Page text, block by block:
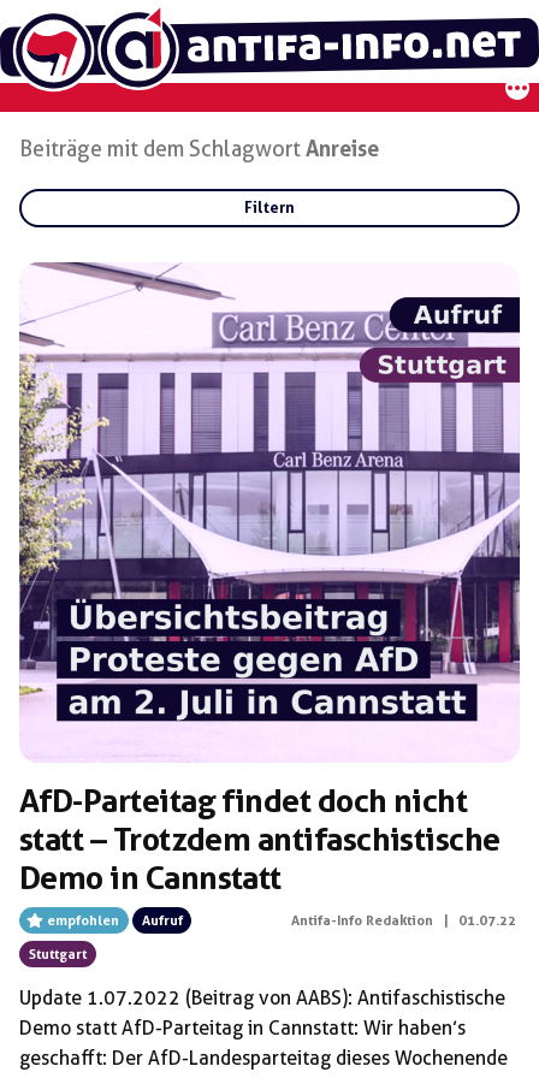
Zum
Inhalt
springen
Beiträge mit dem SchlagwortAnreise
Filtern
Gruppen:
Regionen:
Schlagwörter:
Anreise
AfD-Parteitag findet doch nicht
statt – Trotzdem antifaschistische
Demo in Cannstatt
empfohlen
Aufruf
Stuttgart
Antifa-Info Redaktion 01.07.22
Update 1.07.2022 (Beitrag von AABS): Antifaschistische
Demo statt AfD-Parteitag in Cannstatt: Wir haben’s
geschafft: Der AfD-Landesparteitag dieses Wochenende